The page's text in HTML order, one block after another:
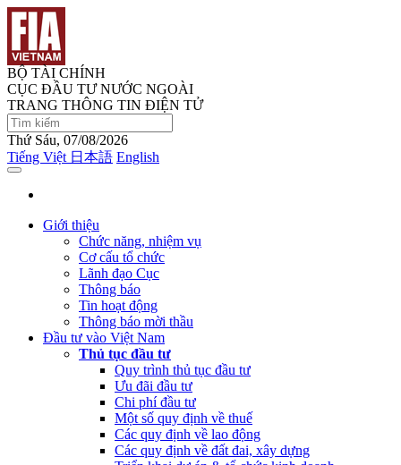
BỘ TÀI CHÍNH
CỤC ĐẦU TƯ NƯỚC NGOÀI
TRANG THÔNG TIN ĐIỆN TỬ
Thứ Sáu, 07/08/2026
Tiếng Việt 日本語 English
Giới thiệu
Chức năng, nhiệm vụ
Cơ cấu tổ chức
Lãnh đạo Cục
Thông báo
Tin hoạt động
Thông báo mời thầu
Đầu tư vào Việt Nam
Thủ tục đầu tư
Quy trình thủ tục đầu tư
Ưu đãi đầu tư
Chi phí đầu tư
Một số quy định về thuế
Các quy định về lao động
Các quy định về đất đai, xây dựng